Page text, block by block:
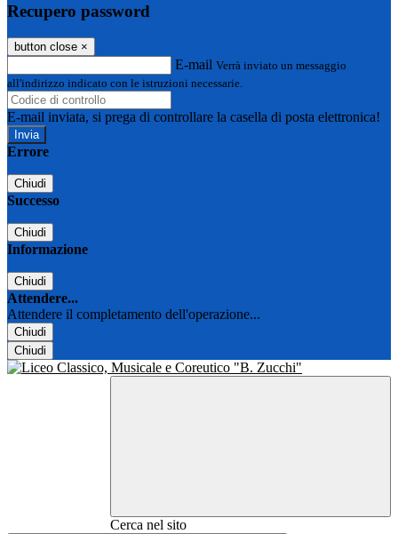
Recupero password
button close ×
E-mail Verrà inviato un messaggio
all'indirizzo indicato con le istruzioni necessarie.
E-mail inviata, si prega di controllare la casella di posta elettronica!
Errore
Chiudi
Successo
Chiudi
Informazione
Chiudi
Attendere...
Attendere il completamento dell'operazione...
Chiudi
Chiudi
Cerca nel sito